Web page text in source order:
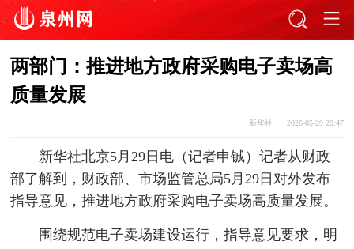
两部门：推进地方政府采购电子卖场高
质量发展
新华社 2026-05-29 20:47
新华社北京5月29日电（记者申铖）记者从财政
部了解到，财政部、市场监管总局5月29日对外发布
指导意见，推进地方政府采购电子卖场高质量发展。
围绕规范电子卖场建设运行，指导意见要求，明